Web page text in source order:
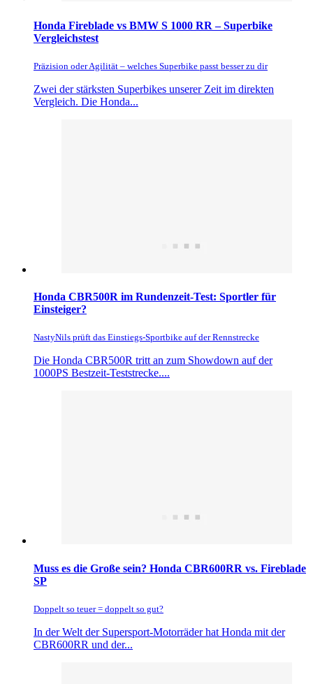
Honda Fireblade vs BMW S 1000 RR – Superbike
Vergleichstest
Präzision oder Agilität – welches Superbike passt besser zu dir
Zwei der stärksten Superbikes unserer Zeit im direkten
Vergleich. Die Honda...
Honda CBR500R im Rundenzeit-Test: Sportler für
Einsteiger?
NastyNils prüft das Einstiegs-Sportbike auf der Rennstrecke
Die Honda CBR500R tritt an zum Showdown auf der
1000PS Bestzeit-Teststrecke....
Muss es die Große sein? Honda CBR600RR vs. Fireblade
SP
Doppelt so teuer = doppelt so gut?
In der Welt der Supersport-Motorräder hat Honda mit der
CBR600RR und der...